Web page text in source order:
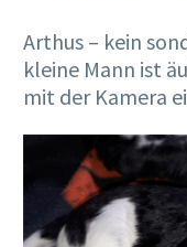
Arthus – kein
kleine Mann ist
mit der Kamera